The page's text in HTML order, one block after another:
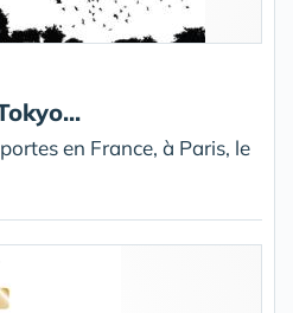
en France, à Paris, le